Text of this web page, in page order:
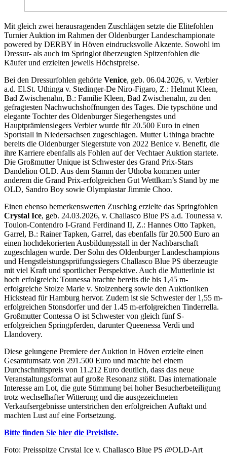
Mit gleich zwei herausragenden Zuschlägen setzte die Elitefohlen
Turnier Auktion im Rahmen der Oldenburger Landeschampionate
powered by DERBY in Höven eindrucksvolle Akzente. Sowohl im
Dressur- als auch im Springlot überzeugten Spitzenfohlen die
Käufer und erzielten jeweils Höchstpreise.
Bei den Dressurfohlen gehörte Venice, geb. 06.04.2026, v. Verbier
a.d. El.St. Uthinga v. Stedinger-De Niro-Figaro, Z.: Helmut Kleen,
Bad Zwischenahn, B.: Familie Kleen, Bad Zwischenahn, zu den
gefragtesten Nachwuchshoffnungen des Tages. Die typschöne und
elegante Tochter des Oldenburger Siegerhengstes und
Hauptprämiensiegers Verbier wurde für 20.500 Euro in einen
Sportstall in Niedersachsen zugeschlagen. Mutter Uthinga brachte
bereits die Oldenburger Siegerstute von 2022 Benice v. Benefit, die
ihre Karriere ebenfalls als Fohlen auf der Vechtaer Auktion startete.
Die Großmutter Unique ist Schwester des Grand Prix-Stars
Dandelion OLD. Aus dem Stamm der Uthoba kommen unter
anderem die Grand Prix-erfolgreichen Gut Wettlkam’s Stand by me
OLD, Sandro Boy sowie Olympiastar Jimmie Choo.
Einen ebenso bemerkenswerten Zuschlag erzielte das Springfohlen
Crystal Ice, geb. 24.03.2026, v. Challasco Blue PS a.d. Tounessa v.
Toulon-Contendro I-Grand Ferdinand II, Z.: Hannes Otto Tapken,
Garrel, B.: Rainer Tapken, Garrel, das ebenfalls für 20.500 Euro an
einen hochdekorierten Ausbildungsstall in der Nachbarschaft
zugeschlagen wurde. Der Sohn des Oldenburger Landeschampions
und Hengstleistungsprüfungssiegers Challasco Blue PS überzeugte
mit viel Kraft und sportlicher Perspektive. Auch die Mutterlinie ist
hoch erfolgreich: Tounessa brachte bereits die bis 1,45 m-
erfolgreiche Stolze Marie v. Stolzenberg sowie den Auktioniken
Hickstead für Hamburg hervor. Zudem ist sie Schwester der 1,55 m-
erfolgreichen Stonsdorfer und der 1.45 m-erfolgreichen Tinderrella.
Großmutter Contessa O ist Schwester von gleich fünf S-
erfolgreichen Springpferden, darunter Queenessa Verdi und
Llandovery.
Diese gelungene Premiere der Auktion in Höven erzielte einen
Gesamtumsatz von 291.500 Euro und machte bei einem
Durchschnittspreis von 11.212 Euro deutlich, dass das neue
Veranstaltungsformat auf große Resonanz stößt. Das internationale
Interesse am Lot, die gute Stimmung bei hoher Besucherbeteiligung
trotz wechselhafter Witterung und die ausgezeichneten
Verkaufsergebnisse unterstrichen den erfolgreichen Auftakt und
machten Lust auf eine Fortsetzung.
Bitte finden Sie hier die Preisliste.
Foto: Preisspitze Crystal Ice v. Challasco Blue PS @OLD-Art